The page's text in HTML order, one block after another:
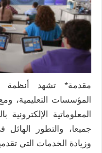
مقدمة* تشهد أنظمة
المؤسسات التعليمية،
المعلوماتية
جميعا، والتطور الهائل
وزيادة الخدمات التي